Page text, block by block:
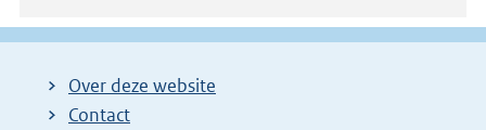
Over deze website
Contact